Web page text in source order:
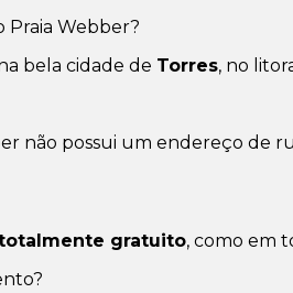
Praia Webber?
bela cidade de Torres, no
não possui um endereço de
gratuito, como em